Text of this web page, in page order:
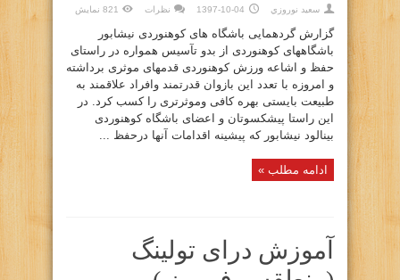
سعيد نوروزي 1397-10-04 نظرات 821 نمایش
گزارش گردهمایی باشگاه های کوهنوردی نیشابور
باشگاههای کوهنوردی از بدو تآسیس همواره در راستای
حفظ و اشاعه ورزش کوهنوردی قدمهای موثری برداشته
و امروزه با تعدد این بازوان قدرتمند وافراد علاقمند به
طبیعت بایستی بهره کافی وموثرتری را کسب کرد. در
این راستا پیشکسوتان و اعضای باشگاه کوهنوردی
بینالود نیشابور که پیشینه اقدامات آنها درحفظ ...
ادامه مطلب »
آموزش درای تولینگ